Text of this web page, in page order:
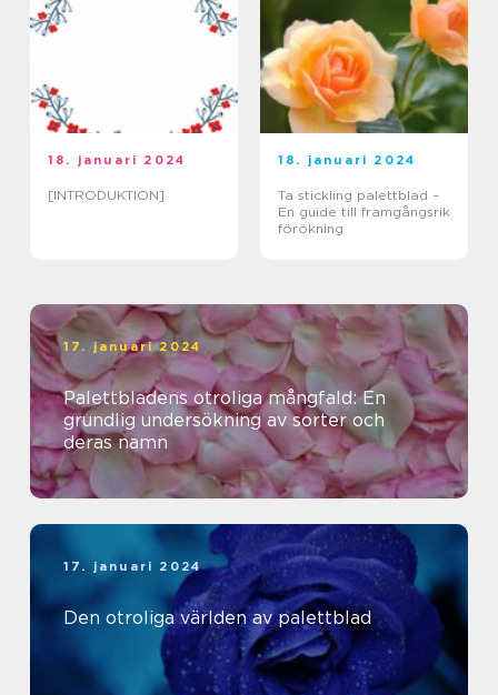
18. januari 2024
[INTRODUKTION]
18. januari 2024
Ta stickling palettblad –
En guide till framgångsrik
förökning
17. januari 2024
Palettbladens otroliga mångfald: En
grundlig undersökning av sorter och
deras namn
17. januari 2024
Den otroliga världen av palettblad